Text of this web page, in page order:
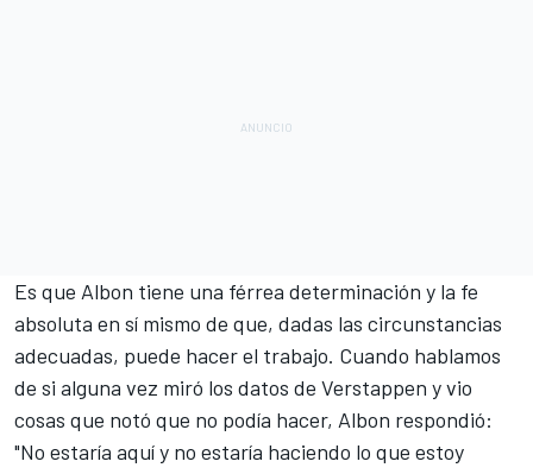
Es que Albon tiene una férrea determinación y la fe
absoluta en sí mismo de que, dadas las circunstancias
adecuadas, puede hacer el trabajo. Cuando hablamos
de si alguna vez miró los datos de Verstappen y vio
cosas que notó que no podía hacer, Albon respondió:
"No estaría aquí y no estaría haciendo lo que estoy